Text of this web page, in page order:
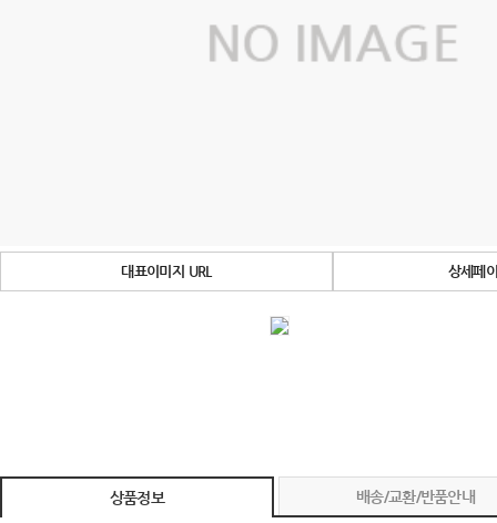
대표이미지 URL 상세페
상품정보 배송/교환/반품안내